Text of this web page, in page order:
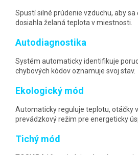
Spustí silné prúdenie vzduchu, aby sa
dosiahla želaná teplota v miestnosti.
Autodiagnostika
Systém automaticky identifikuje
chybových kódov oznamuje svoj stav.
Ekologický mód
Automaticky reguluje teplotu, otáčky
prevádzkový režim pre energeticky
Tichý mód